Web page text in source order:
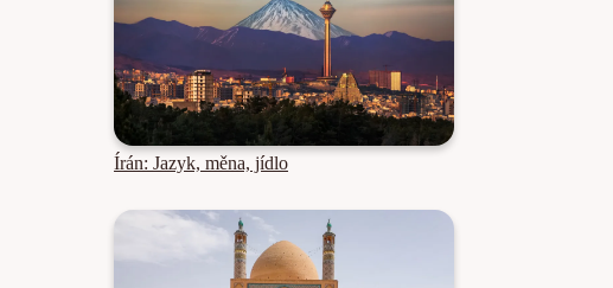
Írán: Jazyk, měna, jídlo